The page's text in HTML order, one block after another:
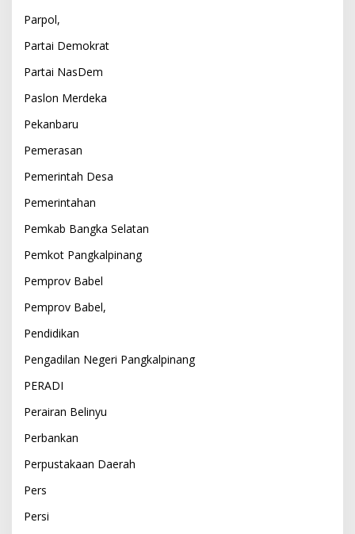
Parpol,
Partai Demokrat
Partai NasDem
Paslon Merdeka
Pekanbaru
Pemerasan
Pemerintah Desa
Pemerintahan
Pemkab Bangka Selatan
Pemkot Pangkalpinang
Pemprov Babel
Pemprov Babel,
Pendidikan
Pengadilan Negeri Pangkalpinang
PERADI
Perairan Belinyu
Perbankan
Perpustakaan Daerah
Pers
Persi